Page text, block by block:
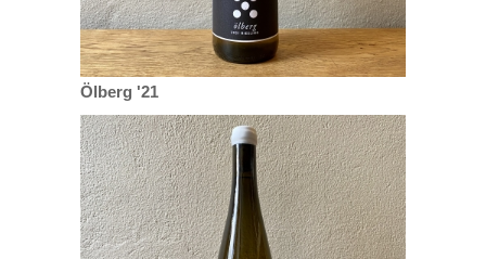
Ölberg '21